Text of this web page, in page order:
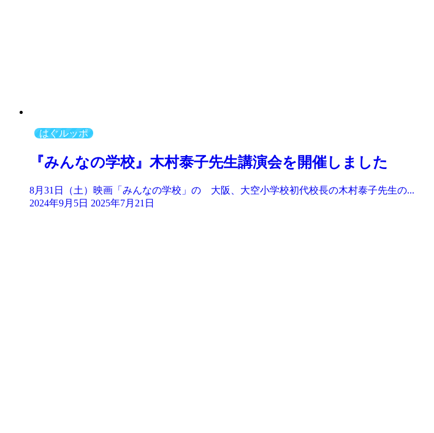
はぐルッポ
『みんなの学校』木村泰子先生講演会を開催しました
8月31日（土）映画「みんなの学校」の 大阪、大空小学校初代校長の木村泰子先生の...
2024年9月5日 2025年7月21日